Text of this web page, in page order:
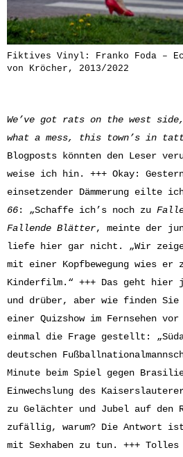
Fiktives Vinyl: Franko Foda –
von Kröcher, 2013/2022
We’ve got rats on the west
what a mess, this town’s in
Blogposts könnten den Leser
weise ich hin. +++ Okay:
einsetzender Dämmerung eilte
66: „Schaffe ich’s noch zu
Fallende Blätter, meinte der
liefe hier gar nicht. „Wir
mit einer Kopfbewegung wies er
Kinderfilm.“ +++ Das geht
und drüber, aber wie finden Sie
einer Quizshow im Fernsehen
einmal die Frage gestellt:
deutschen
Minute beim Spiel gegen
Einwechslung des
zu Gelächter und Jubel auf den
zufällig, warum? Die Antwort
mit Sexhaben zu tun. +++